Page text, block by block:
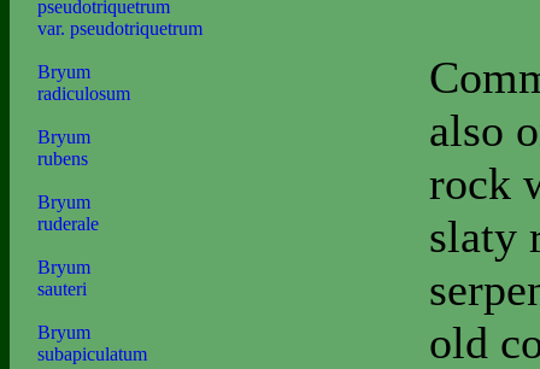
pseudotriquetrum
var. pseudotriquetrum
Bryum
radiculosum
Bryum
rubens
Bryum
ruderale
Bryum
sauteri
Bryum
subapiculatum
also
rock
slaty
old